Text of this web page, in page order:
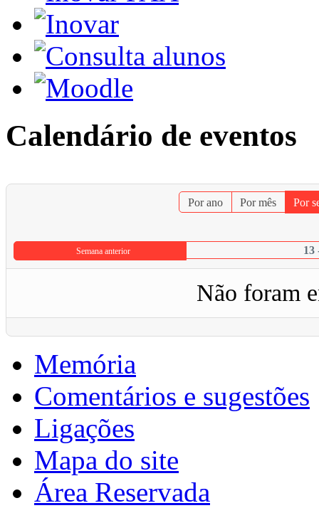
Calendário de eventos
Por ano Por mês Por
Semana anterior 13
Não foram
Memória
Comentários e sugestões
Ligações
Mapa do site
Área Reservada